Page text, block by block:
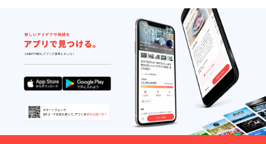
ださ
い。 ※
メッ
セージ
にて日
程をご
相談さ
せてい
ただ
き、開
始15分
URLを
お送り
ン15
分）】
※Zoom
アプリ
を使用
したオ
ンライ
ン製作
会にご
招待い
たしま
あらか
じめ
思われ
る文字
列の場
合は、
CAMPF
IREにご
登録さ
れてい
るお名
前をカ
タカナ
で表記
させて
いただ
枚 ※T
シャツ
（手書
き文字
ver.）の
カラー
は「ブ
ラック
（文字
レー）
」「ホ
ワイト
（文字